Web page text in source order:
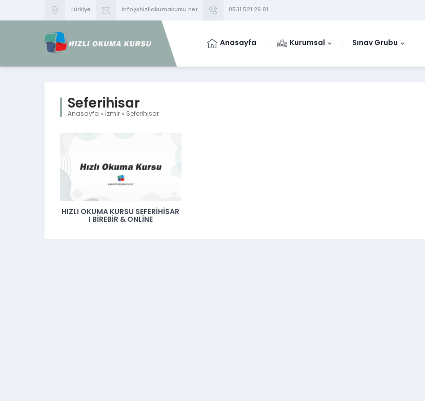
Türkiye info@hizliokumakursu.net 0531 521 26 01
Anasayfa Kurumsal Sınav Grubu
Seferihisar
Anasayfa » İzmir » Seferihisar
HIZLI OKUMA KURSU SEFERIHISAR
I BIREBIR & ONLINE